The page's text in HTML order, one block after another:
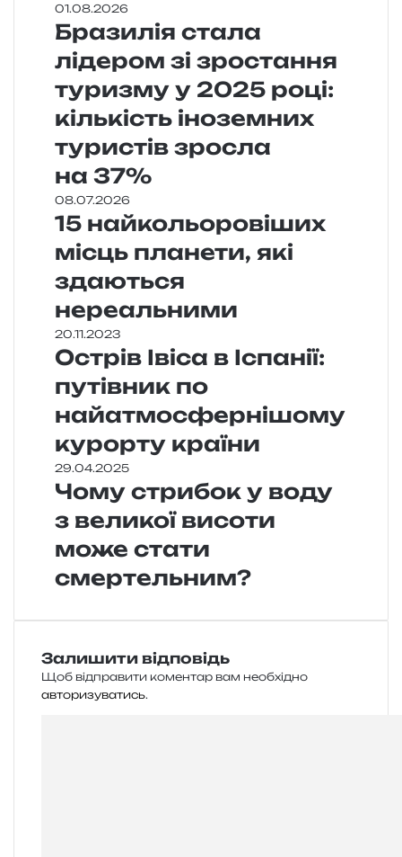
01.08.2026
Бразилія стала
лідером зі зростання
туризму у 2025 році:
кількість іноземних
туристів зросла
на 37%
08.07.2026
15 найкольоровіших
місць планети, які
здаються
нереальними
20.11.2023
Острів Івіса в Іспанії:
путівник по
найатмосфернішому
курорту країни
29.04.2025
Чому стрибок у воду
з великої висоти
може стати
смертельним?
Залишити відповідь
Щоб відправити коментар вам необхідно
авторизуватись.